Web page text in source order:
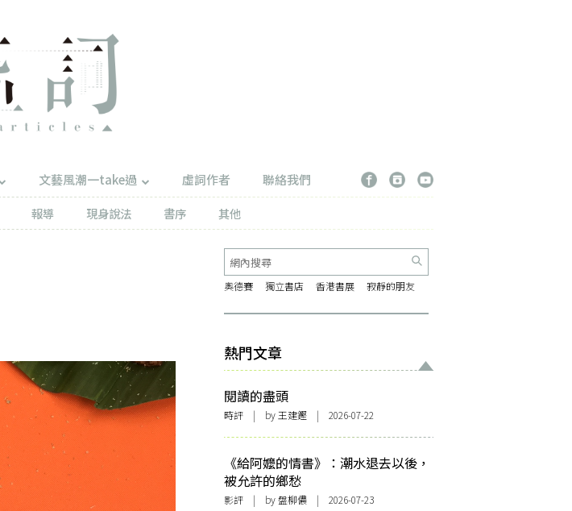
文藝風潮一take過 虛詞作者
聯絡我們
報導 現身說法 書序 其他
奧德賽 獨立書店 香港書展 寂靜的朋友
熱門文章
閱讀的盡頭
時評 | by 王建鏗 | 2026-07-22
《給阿嬤的情書》：潮水退去以後，
被允許的鄉愁
影評 | by 盤柳儂 | 2026-07-23